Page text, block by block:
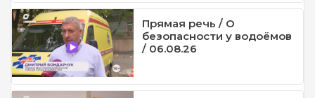
Прямая речь / О
безопасности у водоёмов
/ 06.08.26